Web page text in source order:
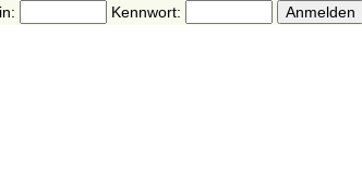
Kennwort: